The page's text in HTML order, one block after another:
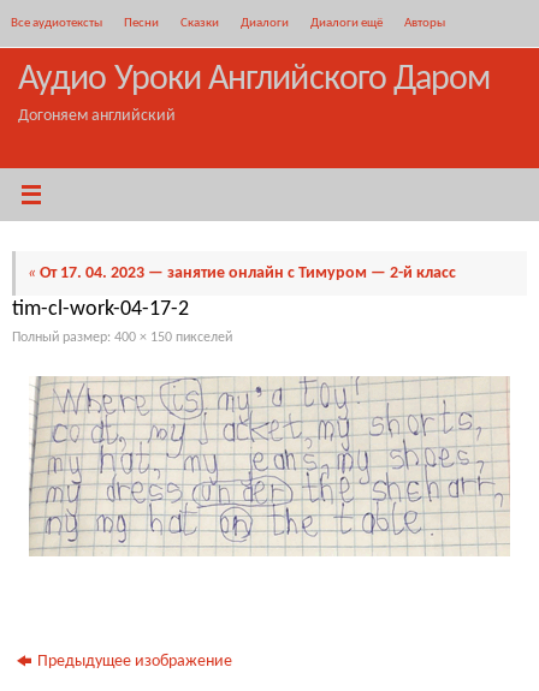
содержимому
Все аудиотексты Песни Сказки Диалоги Диалоги ещё Авторы
Аудио Уроки Английского Даром
Догоняем английский
« От 17. 04. 2023 — занятие онлайн с Тимуром — 2-й класс
tim-cl-work-04-17-2
Полный размер: 400 × 150 пикселей
Предыдущее изображение